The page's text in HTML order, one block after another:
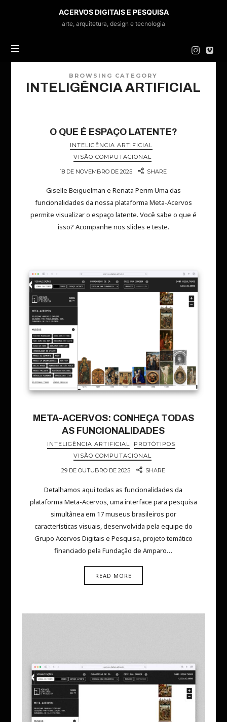
ACERVOS
DIGITAIS
E
ACERVOS DIGITAIS E PESQUISA
arte, arquitetura, design e tecnologia
BROWSING CATEGORY
INTELIGÊNCIA ARTIFICIAL
O QUE É ESPAÇO LATENTE?
INTELIGÊNCIA ARTIFICIAL
VISÃO COMPUTACIONAL
18 DE NOVEMBRO DE 2025 SHARE
Giselle Beiguelman e Renata Perim Uma das
funcionalidades da nossa plataforma Meta-Acervos
permite visualizar o espaço latente. Você sabe o que é
isso? Acompanhe nos slides e teste.
META-ACERVOS: CONHEÇA TODAS
AS FUNCIONALIDADES
INTELIGÊNCIA ARTIFICIAL
PROTÓTIPOS
VISÃO COMPUTACIONAL
29 DE OUTUBRO DE 2025 SHARE
Detalhamos aqui todas as funcionalidades da
plataforma Meta-Acervos, uma interface para pesquisa
simultânea em 17 museus brasileiros por
características visuais, desenvolvida pela equipe do
Grupo Acervos Digitais e Pesquisa, projeto temático
financiado pela Fundação de Amparo…
READ MORE